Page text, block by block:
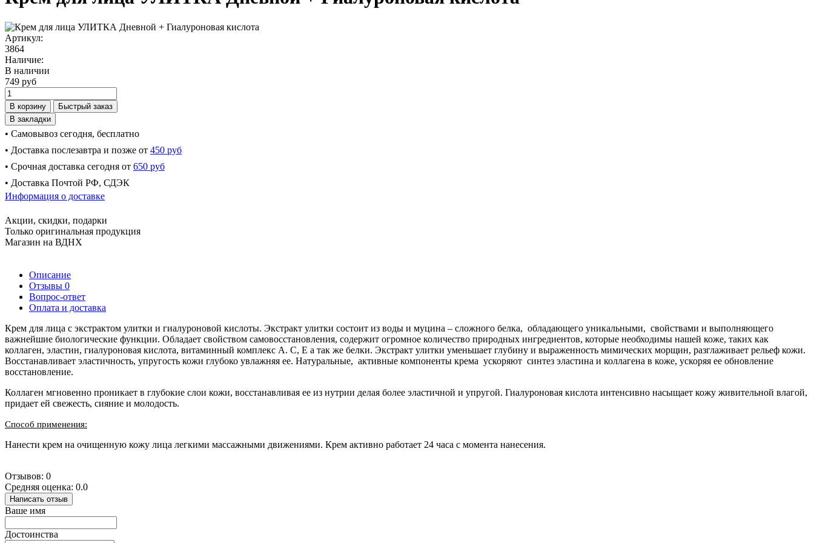
Артикул:
3864
Наличие:
В наличии
749 руб
В корзину
Быстрый заказ
В закладки
• Самовывоз сегодня, бесплатно
• Доставка послезавтра и позже от 450 руб
• Срочная доставка сегодня от 650 руб
• Доставка Почтой РФ, СДЭК
Информация о доставке
Акции, скидки, подарки
Только оригинальная продукция
Магазин на ВДНХ
Описание
Отзывы 0
Вопрос-ответ
Оплата и доставка
Крем для лица с экстрактом улитки и гиалуроновой кислоты. Экстракт улитки состоит из воды и муцина – сложного белка, обладающего уникальными, свойствами и выполняющего
важнейшие биологические функции. Обладает свойством самовосстановления, содержит огромное количество природных ингредиентов, которые необходимы нашей коже, таких как
коллаген, эластин, гиалуроновая кислота, витаминный комплекс А. С, Е а так же белки. Экстракт улитки уменьшает глубину и выраженность мимических морщин, разглаживает рельеф кожи.
Восстанавливает эластичность, упругость кожи глубоко увлажняя ее. Натуральные, активные компоненты крема ускоряют синтез эластина и коллагена в коже, ускоряя ее обновление
восстановление.
Коллаген мгновенно проникает в глубокие слои кожи, восстанавливая ее из нутрии делая более эластичной и упругой. Гиалуроновая кислота интенсивно насыщает кожу живительной влагой,
придает ей свежесть, сияние и молодость.
Способ применения:
Нанести крем на очищенную кожу лица легкими массажными движениями. Крем активно работает 24 часа с момента нанесения.
Отзывов: 0
Средняя оценка: 0.0
Написать отзыв
Ваше имя
Достоинства